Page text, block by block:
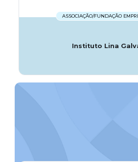
ASSOCIAÇÃO/FUNDAÇÃO
Instituto Lina